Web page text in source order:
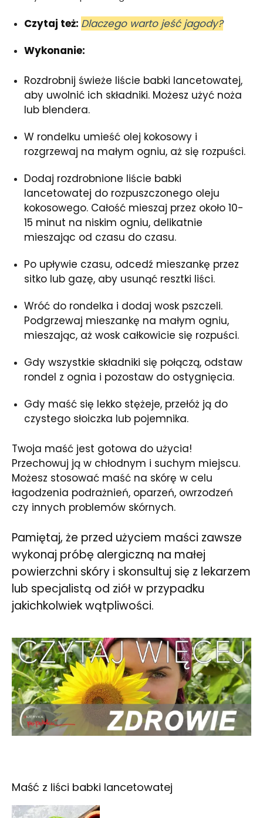
Czytaj też: Dlaczego warto jeść jagody?
Wykonanie:
Rozdrobnij świeże liście babki lancetowatej,
aby uwolnić ich składniki. Możesz użyć noża
lub blendera.
W rondelku umieść olej kokosowy i
rozgrzewaj na małym ogniu, aż się rozpuści.
Dodaj rozdrobnione liście babki
lancetowatej do rozpuszczonego oleju
kokosowego. Całość mieszaj przez około 10-
15 minut na niskim ogniu, delikatnie
mieszając od czasu do czasu.
Po upływie czasu, odcedź mieszankę przez
sitko lub gazę, aby usunąć resztki liści.
Wróć do rondelka i dodaj wosk pszczeli.
Podgrzewaj mieszankę na małym ogniu,
mieszając, aż wosk całkowicie się rozpuści.
Gdy wszystkie składniki się połączą, odstaw
rondel z ognia i pozostaw do ostygnięcia.
Gdy maść się lekko stężeje, przełóż ją do
czystego słoiczka lub pojemnika.
Twoja maść jest gotowa do użycia!
Przechowuj ją w chłodnym i suchym miejscu.
Możesz stosować maść na skórę w celu
łagodzenia podrażnień, oparzeń, owrzodzeń
czy innych problemów skórnych.
Pamiętaj, że przed użyciem maści zawsze
wykonaj próbę alergiczną na małej
powierzchni skóry i skonsultuj się z lekarzem
lub specjalistą od ziół w przypadku
jakichkolwiek wątpliwości.
Maść z liści babki lancetowatej